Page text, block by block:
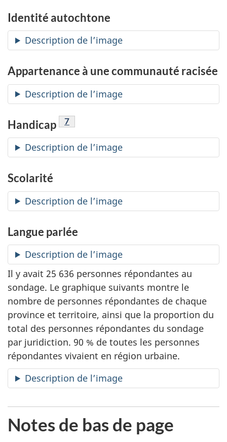
Identité autochtone
Description de l’image
Appartenance à une communauté racisée
Description de l’image
Handicap Note de bas de page
7
Description de l’image
Scolarité
Description de l’image
Langue parlée
Description de l’image
Il y avait 25 636 personnes répondantes au
sondage. Le graphique suivants montre le
nombre de personnes répondantes de chaque
province et territoire, ainsi que la proportion du
total des personnes répondantes du sondage
par juridiction. 90 % de toutes les personnes
répondantes vivaient en région urbaine.
Description de l’image
Notes de bas de page